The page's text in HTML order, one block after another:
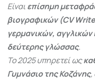
Είναιεπίσημη
βιογραφικών (CV
γερμανικών, αγγλικών
δεύτερης γλώσσας.
Το 2025 υπηρετεί ως
Γυμνάσιο της Κοζάνης,